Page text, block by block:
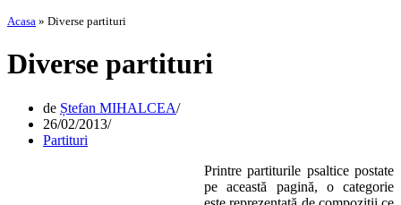
Acasa » Diverse partituri
Diverse partituri
de Ștefan MIHALCEA
26/02/2013
Partituri
Printre partiturile psaltice postate
pe această pagină, o categorie